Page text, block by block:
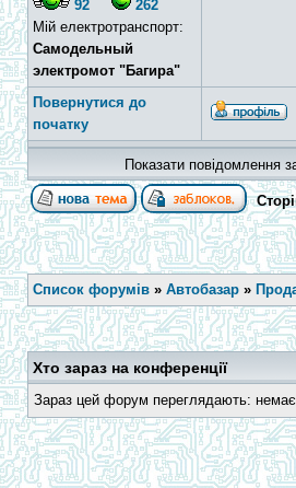
92
262
Мій електротранспорт:
Самодельный
электромот "Багира"
Повернутися до
початку
Показати повідомлення
Список форумів » Автобазар »
Хто зараз на конференції
Зараз цей форум переглядають: немає